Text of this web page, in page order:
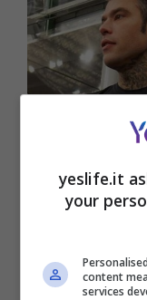
Fedez, il
lascia
il padre
yeslife.it
your
content
services